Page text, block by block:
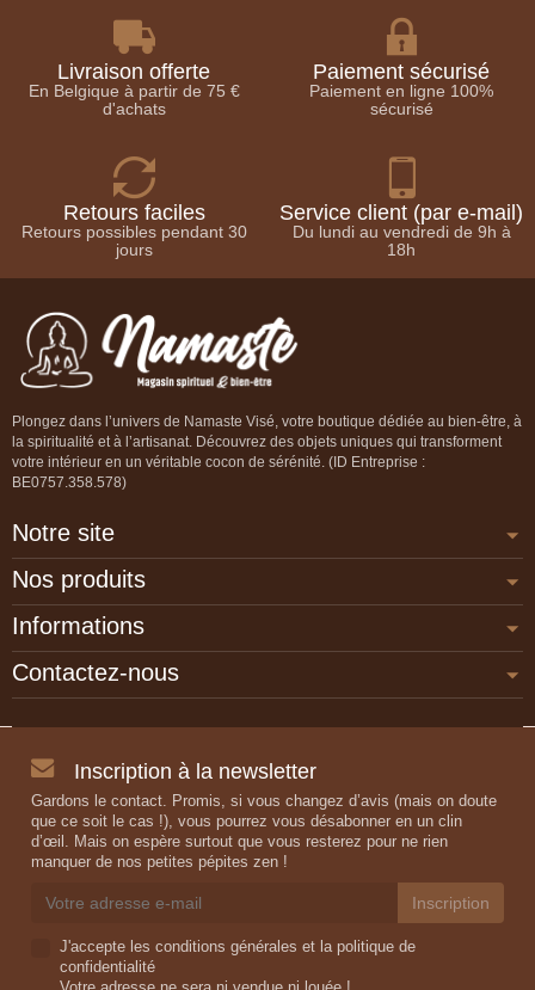
Livraison offerte
En Belgique à partir de 75 €
d'achats
Paiement sécurisé
Paiement en ligne 100%
sécurisé
Retours faciles
Retours possibles pendant 30
jours
Service client (par e-mail)
Du lundi au vendredi de 9h à
18h
Plongez dans l’univers de Namaste Visé, votre boutique dédiée au bien-être, à
la spiritualité et à l’artisanat. Découvrez des objets uniques qui transforment
votre intérieur en un véritable cocon de sérénité. (ID Entreprise :
BE0757.358.578)
Notre site
Nos produits
Informations
Contactez-nous
Inscription à la newsletter
Gardons le contact. Promis, si vous changez d’avis (mais on doute
que ce soit le cas !), vous pourrez vous désabonner en un clin
d’œil. Mais on espère surtout que vous resterez pour ne rien
manquer de nos petites pépites zen !
J'accepte les conditions générales et la politique de
confidentialité